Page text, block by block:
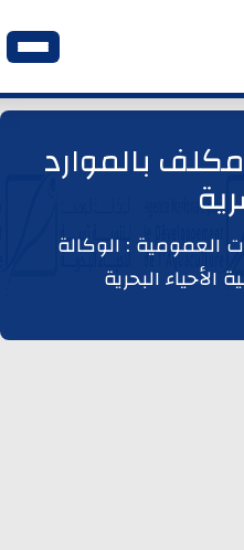
بالموارد
: الوكالة
الأحياء البحرية